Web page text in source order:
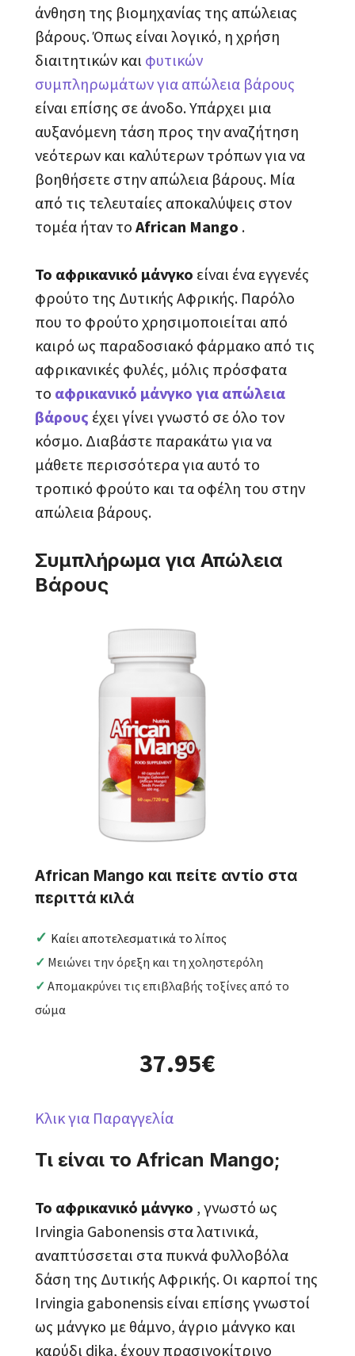
άνθηση της βιομηχανίας της απώλειας
βάρους. Όπως είναι λογικό, η χρήση
διαιτητικών και φυτικών
συμπληρωμάτων για απώλεια βάρους
είναι επίσης σε άνοδο. Υπάρχει μια
αυξανόμενη τάση προς την αναζήτηση
νεότερων και καλύτερων τρόπων για να
βοηθήσετε στην απώλεια βάρους. Μία
από τις τελευταίες αποκαλύψεις στον
τομέα ήταν το African Mango .
Το αφρικανικό μάνγκο είναι ένα εγγενές
φρούτο της Δυτικής Αφρικής. Παρόλο
που το φρούτο χρησιμοποιείται από
καιρό ως παραδοσιακό φάρμακο από τις
αφρικανικές φυλές, μόλις πρόσφατα
το αφρικανικό μάνγκο για απώλεια
βάρους έχει γίνει γνωστό σε όλο τον
κόσμο. Διαβάστε παρακάτω για να
μάθετε περισσότερα για αυτό το
τροπικό φρούτο και τα οφέλη του στην
απώλεια βάρους.
Συμπλήρωμα για Απώλεια
Βάρους
African Mango και πείτε αντίο στα
περιττά κιλά
✓ Kαίει αποτελεσματικά το λίπος
✓ Mειώνει την όρεξη και τη χοληστερόλη
✓ Aπομακρύνει τις επιβλαβής τοξίνες από το
σώμα
37.95€
Κλικ για Παραγγελία
Τι είναι το African Mango;
Το αφρικανικό μάνγκο , γνωστό ως
Irvingia Gabonensis στα λατινικά,
αναπτύσσεται στα πυκνά φυλλοβόλα
δάση της Δυτικής Αφρικής. Οι καρποί της
Irvingia gabonensis είναι επίσης γνωστοί
ως μάνγκο με θάμνο, άγριο μάνγκο και
καρύδι dika, έχουν πρασινοκίτρινο